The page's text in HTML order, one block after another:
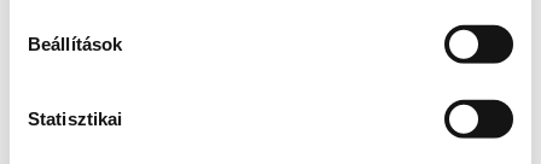
Beállítások
Statisztikai